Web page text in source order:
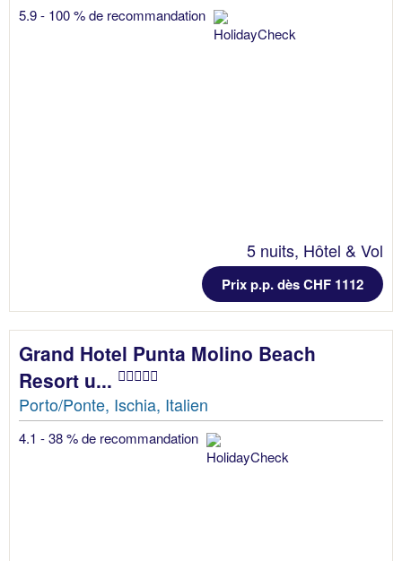
5.9 - 100 % de recommandation
5 nuits, Hôtel & Vol
Prix p.p. dès CHF 1112
Grand Hotel Punta Molino Beach
Resort u...
Porto/Ponte, Ischia, Italien
4.1 - 38 % de recommandation